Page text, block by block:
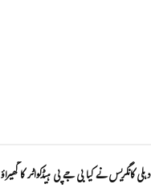
دہلی کانگریس نے کیا بی جے پی ہیڈکواٹر کا گھیراؤ